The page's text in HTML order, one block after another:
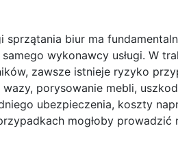
biur ma
wykonawcy usługi. W
zawsze istnieje ryzyko
porysowanie mebli,
ubezpieczenia, koszty
mogłoby prowadzić